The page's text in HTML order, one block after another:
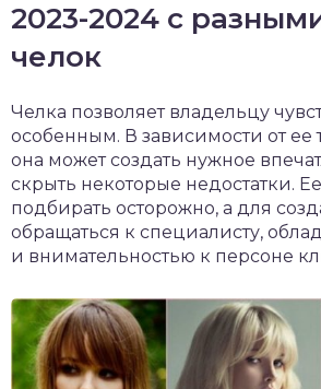
2023-2024 с
челок
Челка позволяет владельцу
особенным. В зависимости от ее
она может создать нужное
скрыть некоторые недостатки.
подбирать осторожно, а для
обращаться к специалисту,
и внимательностью к персоне